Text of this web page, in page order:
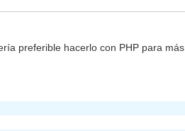
preferible hacerlo con PHP para más